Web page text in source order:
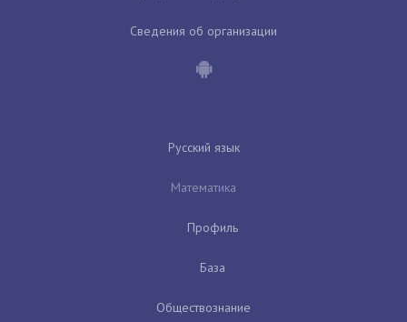
Сведения об организации
Русский язык
Математика
Профиль
База
Обществознание